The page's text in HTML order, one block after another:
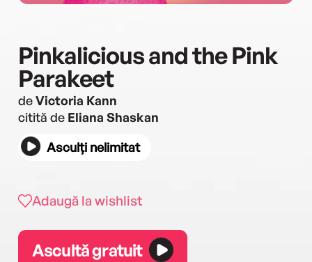
Pinkalicious and the Pink
Parakeet
deVictoria Kann
citită de Eliana Shaskan
Asculți nelimitat
Adaugă la wishlist
Ascultă gratuit